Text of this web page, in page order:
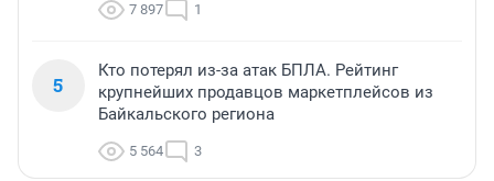
7 897 1
5
Кто потерял из-за атак БПЛА. Рейтинг
крупнейших продавцов маркетплейсов из
Байкальского региона
5 564 3